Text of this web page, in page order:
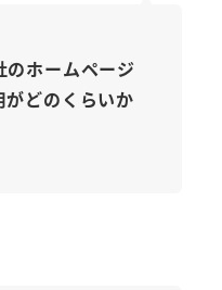
のホームページ
がどのくらいか